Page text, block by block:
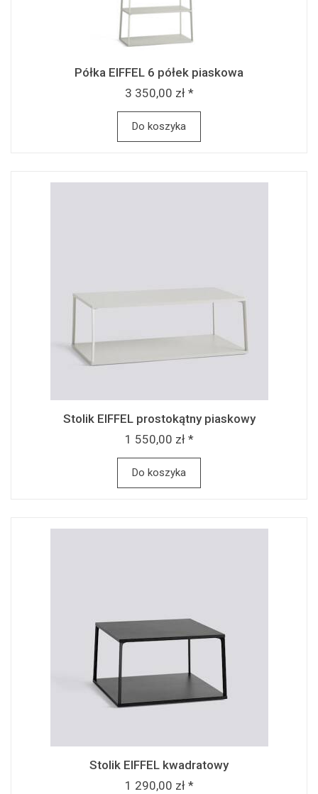
Półka EIFFEL 6 półek piaskowa
3 350,00 zł *
Do koszyka
Stolik EIFFEL prostokątny piaskowy
1 550,00 zł *
Do koszyka
Stolik EIFFEL kwadratowy
1 290,00 zł *